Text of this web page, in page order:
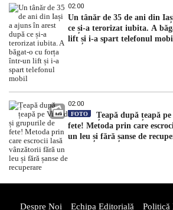
02:00
Un tânăr de 35 de ani din
ce și-a terorizat iubita. A
lift și i-a spart telefonul
02:00
FOTO
Țeapă după țeapă
fete! Metoda prin care
un leu și fără șanse de
Despre Noi Echipa Editorială Politică